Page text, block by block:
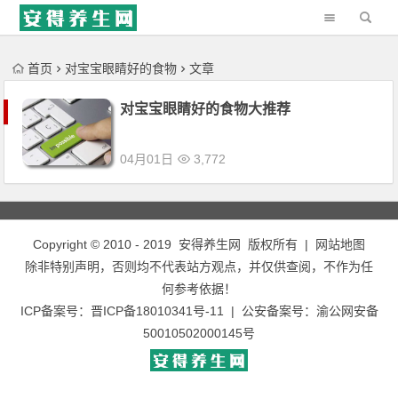
'); })();
首页 对宝宝眼睛好的食物 文章
对宝宝眼睛好的食物大推荐
04月01日 3,772
Copyright © 2010 - 2019 安得养生网 版权所有 |
网站地图
除非特别声明，否则均不代表站方观点，并仅供查阅，不作为任
何参考依据！
ICP备案号： 晋ICP备18010341号-11 | 公安备案号： 渝公网安备
50010502000145号